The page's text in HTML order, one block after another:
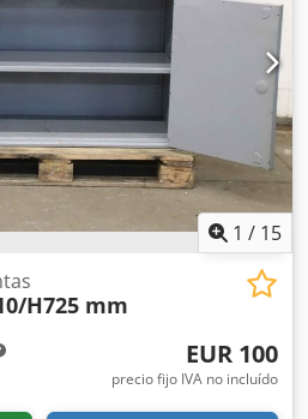
1 / 15
H725 mm
EUR 100
precio fijo IVA no incluído